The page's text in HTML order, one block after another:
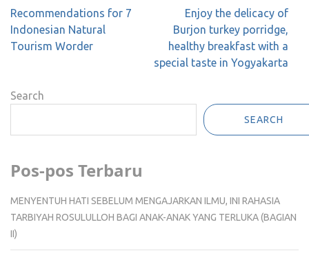
Post
navigation
Recommendations for 7
Indonesian Natural
Tourism Worder
Enjoy the delicacy of
Burjon turkey porridge,
healthy breakfast with a
special taste in Yogyakarta
Search
SEARCH
Pos-pos Terbaru
MENYENTUH HATI SEBELUM MENGAJARKAN ILMU, INI RAHASIA
TARBIYAH ROSULULLOH BAGI ANAK-ANAK YANG TERLUKA (BAGIAN
II)